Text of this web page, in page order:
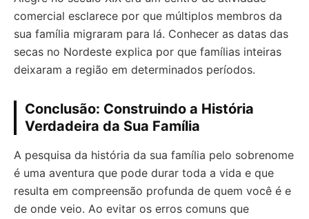
comercial esclarece por que múltiplos membros da
sua família migraram para lá. Conhecer as datas das
secas no Nordeste explica por que famílias inteiras
deixaram a região em determinados períodos.
Conclusão: Construindo a História
Verdadeira da Sua Família
A pesquisa da história da sua família pelo sobrenome
é uma aventura que pode durar toda a vida e que
resulta em compreensão profunda de quem você é e
de onde veio. Ao evitar os erros comuns que